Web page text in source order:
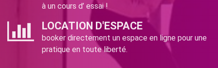
à un cours d’ essai !
LOCATION D'ESPACE
booker directement un espace en ligne pour une
pratique en toute liberté.